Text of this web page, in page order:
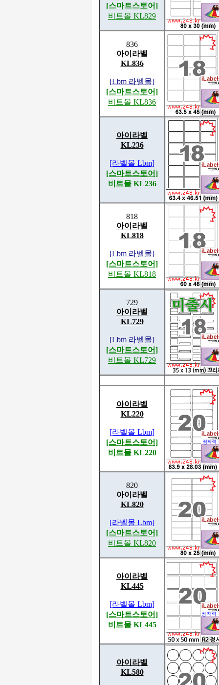
[스마트스토어]
비트몰 KL829
836
아이라벨
KL836
[Lbm 라벨몰]
[스마트스토어]
비트몰 KL836
아이라벨
KL236
[라벨몰 Lbm]
[스마트스토어]
비트몰 KL236
818
아이라벨
KL818
[Lbm 라벨몰]
[스마트스토어]
비트몰 KL818
729
아이라벨
KL729
[Lbm 라벨몰]
[스마트스토어]
비트몰 KL729
아이라벨
KL220
[라벨몰 Lbm]
[스마트스토어]
비트몰 KL220
820
아이라벨
KL820
[라벨몰 Lbm]
[스마트스토어]
비트몰 KL820
아이라벨
KL445
[라벨몰 Lbm]
[스마트스토어]
비트몰 KL445
아이라벨
KL580